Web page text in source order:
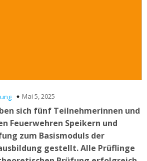
Mai 5, 2025
sich fünf Teilnehmerinnen und
Feuerwehren Speikern und
zum Basismoduls der
gestellt. Alle Prüflinge